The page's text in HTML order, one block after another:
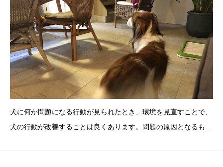
犬に何か問題になる行動が見られたとき、環境を見直すことで、
犬の行動が改善することは良くあります。問題の原因となるもの